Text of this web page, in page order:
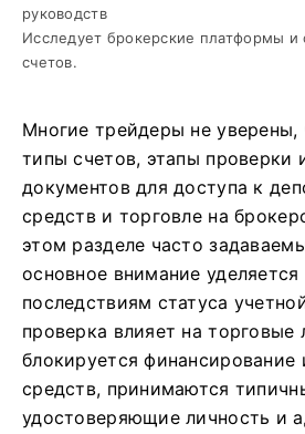
руководств
Исследует брокерские платформы и
счетов.
Многие трейдеры не уверены,
типы счетов, этапы проверки
документов для доступа к
средств и торговле на
этом разделе часто
основное внимание
последствиям статуса
проверка влияет на торговые
блокируется финансирование
средств, принимаются
удостоверяющие личность и